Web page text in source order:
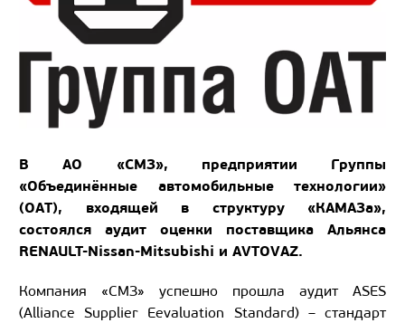
В АО «СМЗ», предприятии Группы
«Объединённые автомобильные технологии»
(ОАТ), входящей в структуру «КАМАЗа»,
состоялся аудит оценки поставщика Альянса
RENAULT-Nissan-Mitsubishi и AVTOVAZ.
Компания «СМЗ» успешно прошла аудит ASES
(Аlliance Supplier Eevaluation Standard) – стандарт